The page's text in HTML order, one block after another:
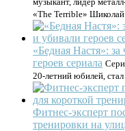
«The Terrible»
«Бедная Настя»:
героев сериала
20-летний юбилей,
Фитнес-эксперт
тренировки на